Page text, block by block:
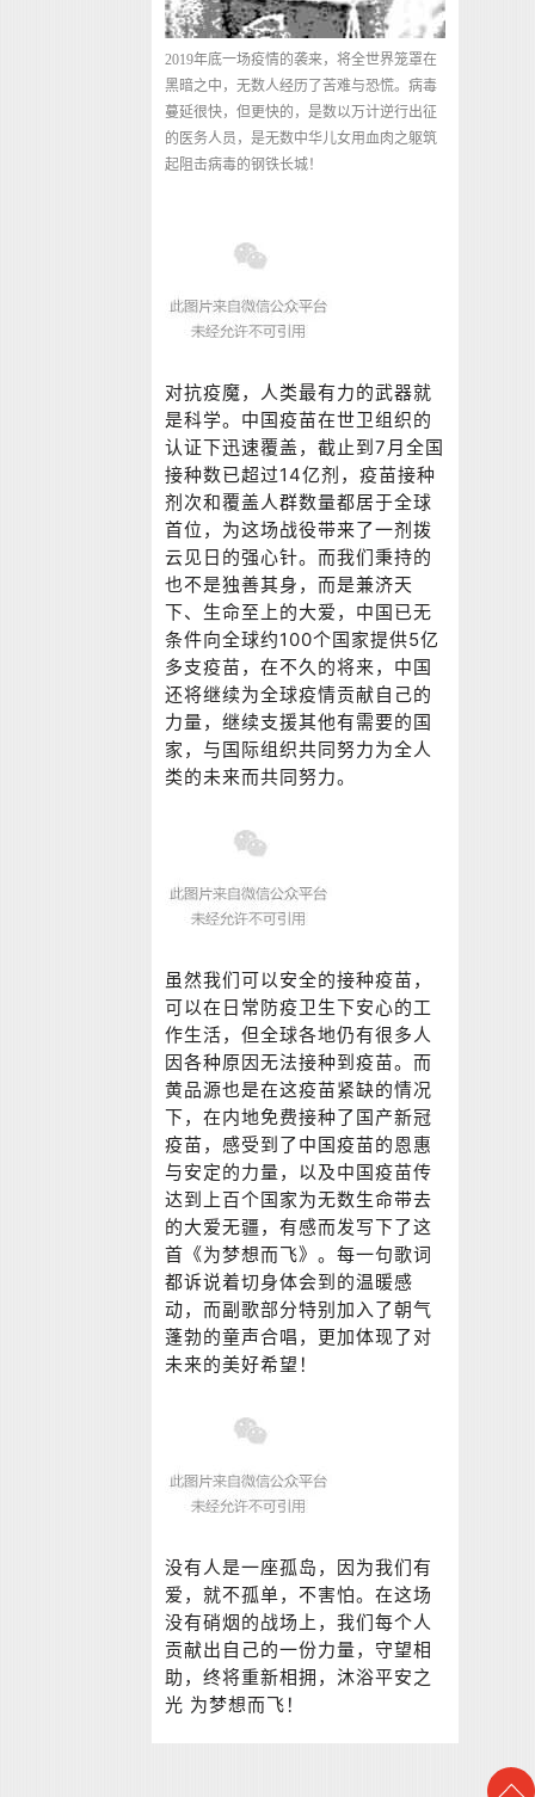
2019年底一场疫情的袭来，将全世界笼罩在
黑暗之中，无数人经历了苦难与恐慌。病毒
蔓延很快，但更快的，是数以万计逆行出征
的医务人员，是无数中华儿女用血肉之躯筑
起阻击病毒的钢铁长城！
对抗疫魔，人类最有力的武器就
是科学。中国疫苗在世卫组织的
认证下迅速覆盖，截止到7月全国
接种数已超过14亿剂，疫苗接种
剂次和覆盖人群数量都居于全球
首位，为这场战役带来了一剂拨
云见日的强心针。而我们秉持的
也不是独善其身，而是兼济天
下、生命至上的大爱，中国已无
条件向全球约100个国家提供5亿
多支疫苗，在不久的将来，中国
还将继续为全球疫情贡献自己的
力量，继续支援其他有需要的国
家，与国际组织共同努力为全人
类的未来而共同努力。
虽然我们可以安全的接种疫苗，
可以在日常防疫卫生下安心的工
作生活，但全球各地仍有很多人
因各种原因无法接种到疫苗。而
黄品源也是在这疫苗紧缺的情况
下，在内地免费接种了国产新冠
疫苗，感受到了中国疫苗的恩惠
与安定的力量，以及中国疫苗传
达到上百个国家为无数生命带去
的大爱无疆，有感而发写下了这
首《为梦想而飞》。每一句歌词
都诉说着切身体会到的温暖感
动，而副歌部分特别加入了朝气
蓬勃的童声合唱，更加体现了对
未来的美好希望！
没有人是一座孤岛，因为我们有
爱，就不孤单，不害怕。在这场
没有硝烟的战场上，我们每个人
贡献出自己的一份力量，守望相
助，终将重新相拥，沐浴平安之
光 为梦想而飞！